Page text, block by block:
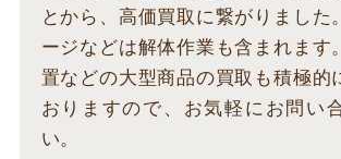
とから、高価買取に繋がりました
ージなどは解体作業も含まれます
置などの大型商品の買取も積極的
おりますので、お気軽にお問い
い。